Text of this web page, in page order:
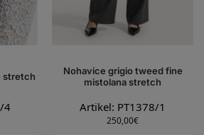
stretch
4
Nohavice grigio tweed fine
mistolana stretch
Artikel: PT1378/1
250,00€